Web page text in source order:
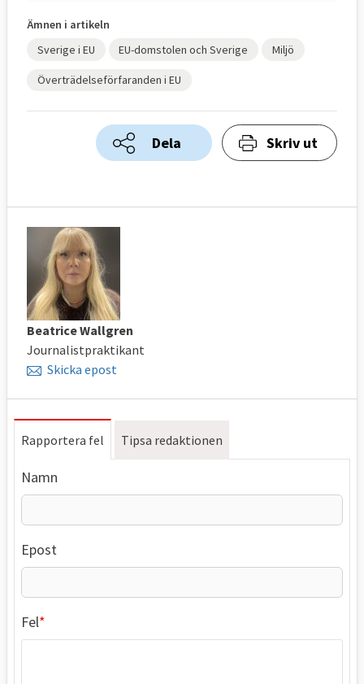
Ämnen i artikeln
Sverige i EU
EU-domstolen och Sverige Miljö
Överträdelseförfaranden i EU
Dela Skriv ut
Beatrice Wallgren
Journalistpraktikant
Skicka epost
Rapportera fel Tipsa redaktionen
Namn
Epost
Fel